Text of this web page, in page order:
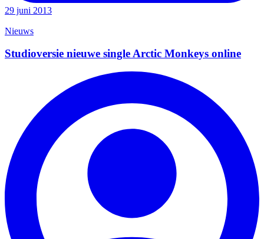
29 juni 2013
Nieuws
Studioversie nieuwe single Arctic Monkeys online